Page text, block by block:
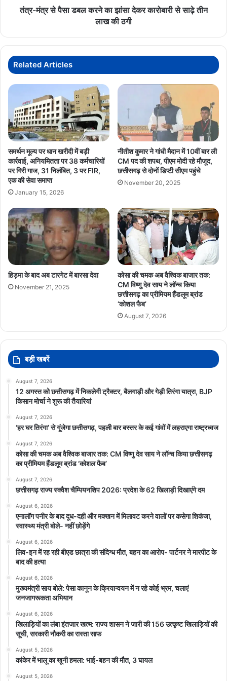
FireIncident
नहीं,
का
पर्याय”
कारोबारी
की
ठगी
तंत्र-मंत्र से पैसा डबल करने का झांसा देकर कारोबारी से साढ़े तीन
लाख की ठगी
Related Articles
समर्थन मूल्य पर धान खरीदी में बड़ी
कार्रवाई, अनियमितता पर 38 कर्मचारियों
पर गिरी गाज, 31 निलंबित, 3 पर FIR,
एक की सेवा समाप्त
January 15, 2026
नीतीश कुमार ने गांधी मैदान में 10वीं बार ली
CM पद की शपथ, पीएम मोदी रहे मौजूद,
छत्तीसगढ़ से दोनों डिप्टी सीएम पहुंचे
November 20, 2025
हिड़मा के बाद अब टारगेट में बारसा देवा
November 21, 2025
कोसा की चमक अब वैश्विक बाजार तक:
CM विष्णु देव साय ने लॉन्च किया
छत्तीसगढ़ का प्रीमियम हैंडलूम ब्रांड
‘कोशल फैब’
August 7, 2026
बड़ी खबरें
August 7, 2026
12 अगस्त को छत्तीसगढ़ में निकलेगी ट्रैक्टर, बैलगाड़ी और गेड़ी तिरंगा यात्रा, BJP
किसान मोर्चा ने शुरू की तैयारियां
August 7, 2026
‘हर घर तिरंगा’ से गूंजेगा छत्तीसगढ़, पहली बार बस्तर के कई गांवों में लहराएगा राष्ट्रध्वज
August 7, 2026
कोसा की चमक अब वैश्विक बाजार तक: CM विष्णु देव साय ने लॉन्च किया छत्तीसगढ़
का प्रीमियम हैंडलूम ब्रांड ‘कोशल फैब’
August 7, 2026
छत्तीसगढ़ राज्य स्क्वैश चैम्पियनशिप 2026: प्रदेश के 62 खिलाड़ी दिखाएंगे दम
August 6, 2026
एनालॉग पनीर के बाद दूध-दही और मक्खन में मिलावट करने वालों पर कसेगा शिकंजा,
स्वास्थ्य मंत्री बोले- नहीं छोड़ेंगे
August 6, 2026
लिव-इन में रह रही बीएड छात्रा की संदिग्ध मौत, बहन का आरोप- पार्टनर ने मारपीट के
बाद की हत्या
August 6, 2026
मुख्यमंत्री साय बोले: पेसा कानून के क्रियान्वयन में न रहे कोई भ्रम, चलाएं
जनजागरूकता अभियान
August 6, 2026
खिलाड़ियों का लंबा इंतजार खत्म: राज्य शासन ने जारी की 156 उत्कृष्ट खिलाड़ियों की
सूची, सरकारी नौकरी का रास्ता साफ
August 5, 2026
कांकेर में भालू का खूनी हमला: भाई-बहन की मौत, 3 घायल
August 5, 2026